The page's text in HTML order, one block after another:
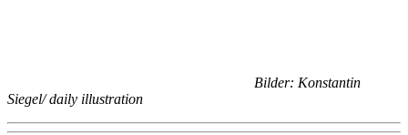
Bilder: Konstantin
Siegel/ daily illustration